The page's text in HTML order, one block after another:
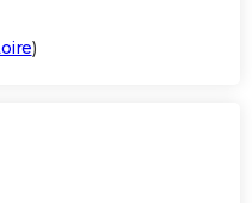
)